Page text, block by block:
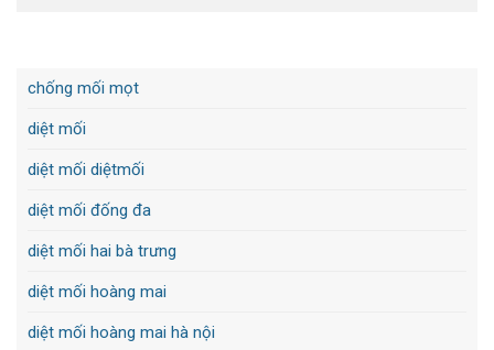
chống mối mọt
diệt mối
diệt mối diệtmối
diệt mối đống đa
diệt mối hai bà trưng
diệt mối hoàng mai
diệt mối hoàng mai hà nội